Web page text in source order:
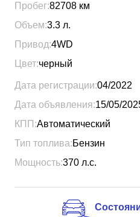
Пробег:82708 км
Объем:3.3 л.
Привод:4WD
Цвет:черный
Дата регистрации:04/2022
Дата объявления:15/05/
КПП:Автоматический
Тип топлива:Бензин
Мощность:370 л.с.